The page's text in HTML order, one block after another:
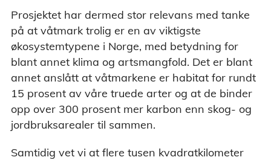
Prosjektet har dermed stor relevans med tanke
på at våtmark trolig er en av viktigste
økosystemtypene i Norge, med betydning for
blant annet klima og artsmangfold. Det er blant
annet anslått at våtmarkene er habitat for rundt
15 prosent av våre truede arter og at de binder
opp over 300 prosent mer karbon enn skog- og
jordbruksarealer til sammen.
Samtidig vet vi at flere tusen kvadratkilometer